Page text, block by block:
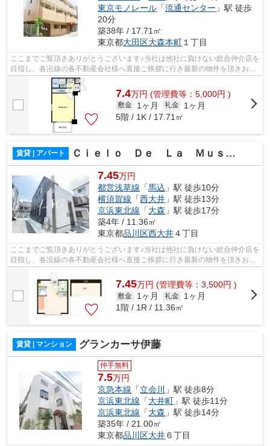
東京モノレール 「流通センター 」駅 徒歩
20分
築38年 / 17.71㎡
東京都大田区大森本町 １丁目
ここまでご覧頂きありがとうございます♪当社は他社に負けない総合仲介店を
目指し、各沿線の各不動産会社様へ直接ご挨拶に行き最新の物件を頂きお客
様へ提供しております！最新の情報は...
7.4万円 (管理費等：5,000円 )
敷金 1ヶ月 礼金
1ヶ月
5階 / 1K / 17.71㎡
賃貸 | アパート Ｃｉｅｌｏ Ｄｅ Ｌａ Ｍｕｓｉｃａ
7.45万円
都営浅草線 「馬込 」駅 徒歩10分
横須賀線 「西大井 」駅 徒歩13分
京浜東北線 「大森 」駅 徒歩17分
築4年 / 11.36㎡
東京都品川区西大井４丁目
ここまでご覧頂きありがとうございます♪当社は他社に負けない総合仲介店を
目指し、各沿線の各不動産会社様へ直接ご挨拶に行き最新の物件を頂きお客
様へ提供しております！最新の情報は...
7.45万円 (管理費等：3,500円 )
敷金 1ヶ月 礼金
1ヶ月
1階 / 1R / 11.36㎡
賃貸 | マンション グランカーサ伊藤
仲手無料
7.5万円
京急本線 「立会川 」駅 徒歩8分
京浜東北線 「大井町 」駅 徒歩11分
京浜東北線 「大森 」駅 徒歩14分
築35年 / 21.00㎡
東京都品川区大井６丁目